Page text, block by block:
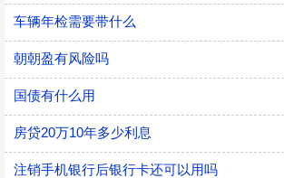
车辆年检需要带什么
朝朝盈有风险吗
国债有什么用
房贷20万10年多少利息
注销手机银行后银行卡还可以用吗